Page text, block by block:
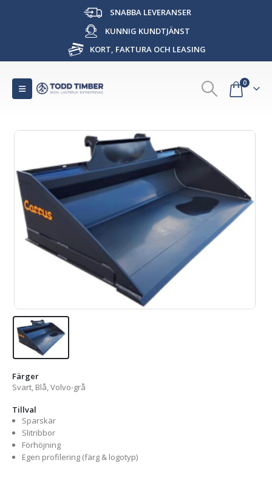
SNABBA LEVERANSER
KUNNIG KUNDTJÄNST
KORT, FAKTURA OCH LEASING
0
Färger
Svart, Blå, Volvo-grå
Tillval
Sparskär
Slitribbor
Förhöjning
Egen profilering (färg & logotyp)